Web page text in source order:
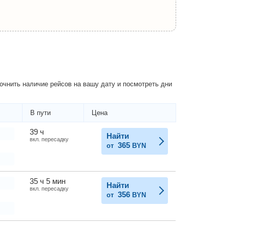
наличие рейсов на вашу дату и посмотреть дни
В пути Цена
39 ч
вкл. пересадку Найти
от 365 BYN
35 ч 5 мин
вкл. пересадку Найти
от 356 BYN